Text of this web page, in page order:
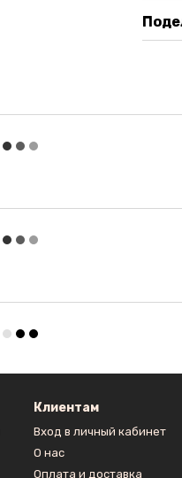
Клиентам
Вход в личный кабинет
О нас
Оплата и доставка